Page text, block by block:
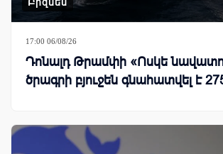
Բիզնես
17:00 06/08/26
Դոնալդ Թրամփի «Ոսկե
ծրագրի բյուջեն գնահատվել է